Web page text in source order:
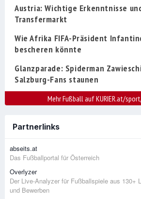
Austria: Wichtige Erkenntnisse
Transfermarkt
Wie Afrika FIFA-Präsident
bescheren könnte
Glanzparade: Spiderman
Salzburg-Fans staunen
Mehr Fußball auf KURIER.at/
Partnerlinks
abseits.at
Das Fußballportal für Österreich
Overlyzer
Der Live-Analyzer für Fußballspiele aus 130+
und Bewerben